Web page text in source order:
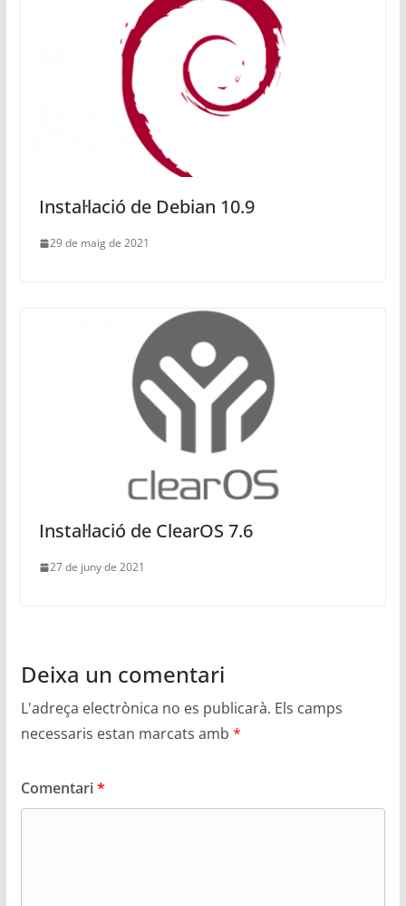
Instal·lació de Debian 10.9
29 de maig de 2021
Instal·lació de ClearOS 7.6
27 de juny de 2021
Deixa un comentari
L'adreça electrònica no es publicarà. Els camps
necessaris estan marcats amb *
Comentari*